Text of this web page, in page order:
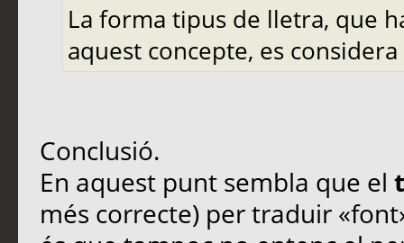
La forma tipus de lletra, que
aquest concepte, es
Conclusió.
En aquest punt sembla que el
més correcte) per traduir